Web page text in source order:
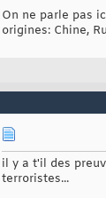
On ne parle pas
origines: Chine,
il y a t'il des
terroristes...